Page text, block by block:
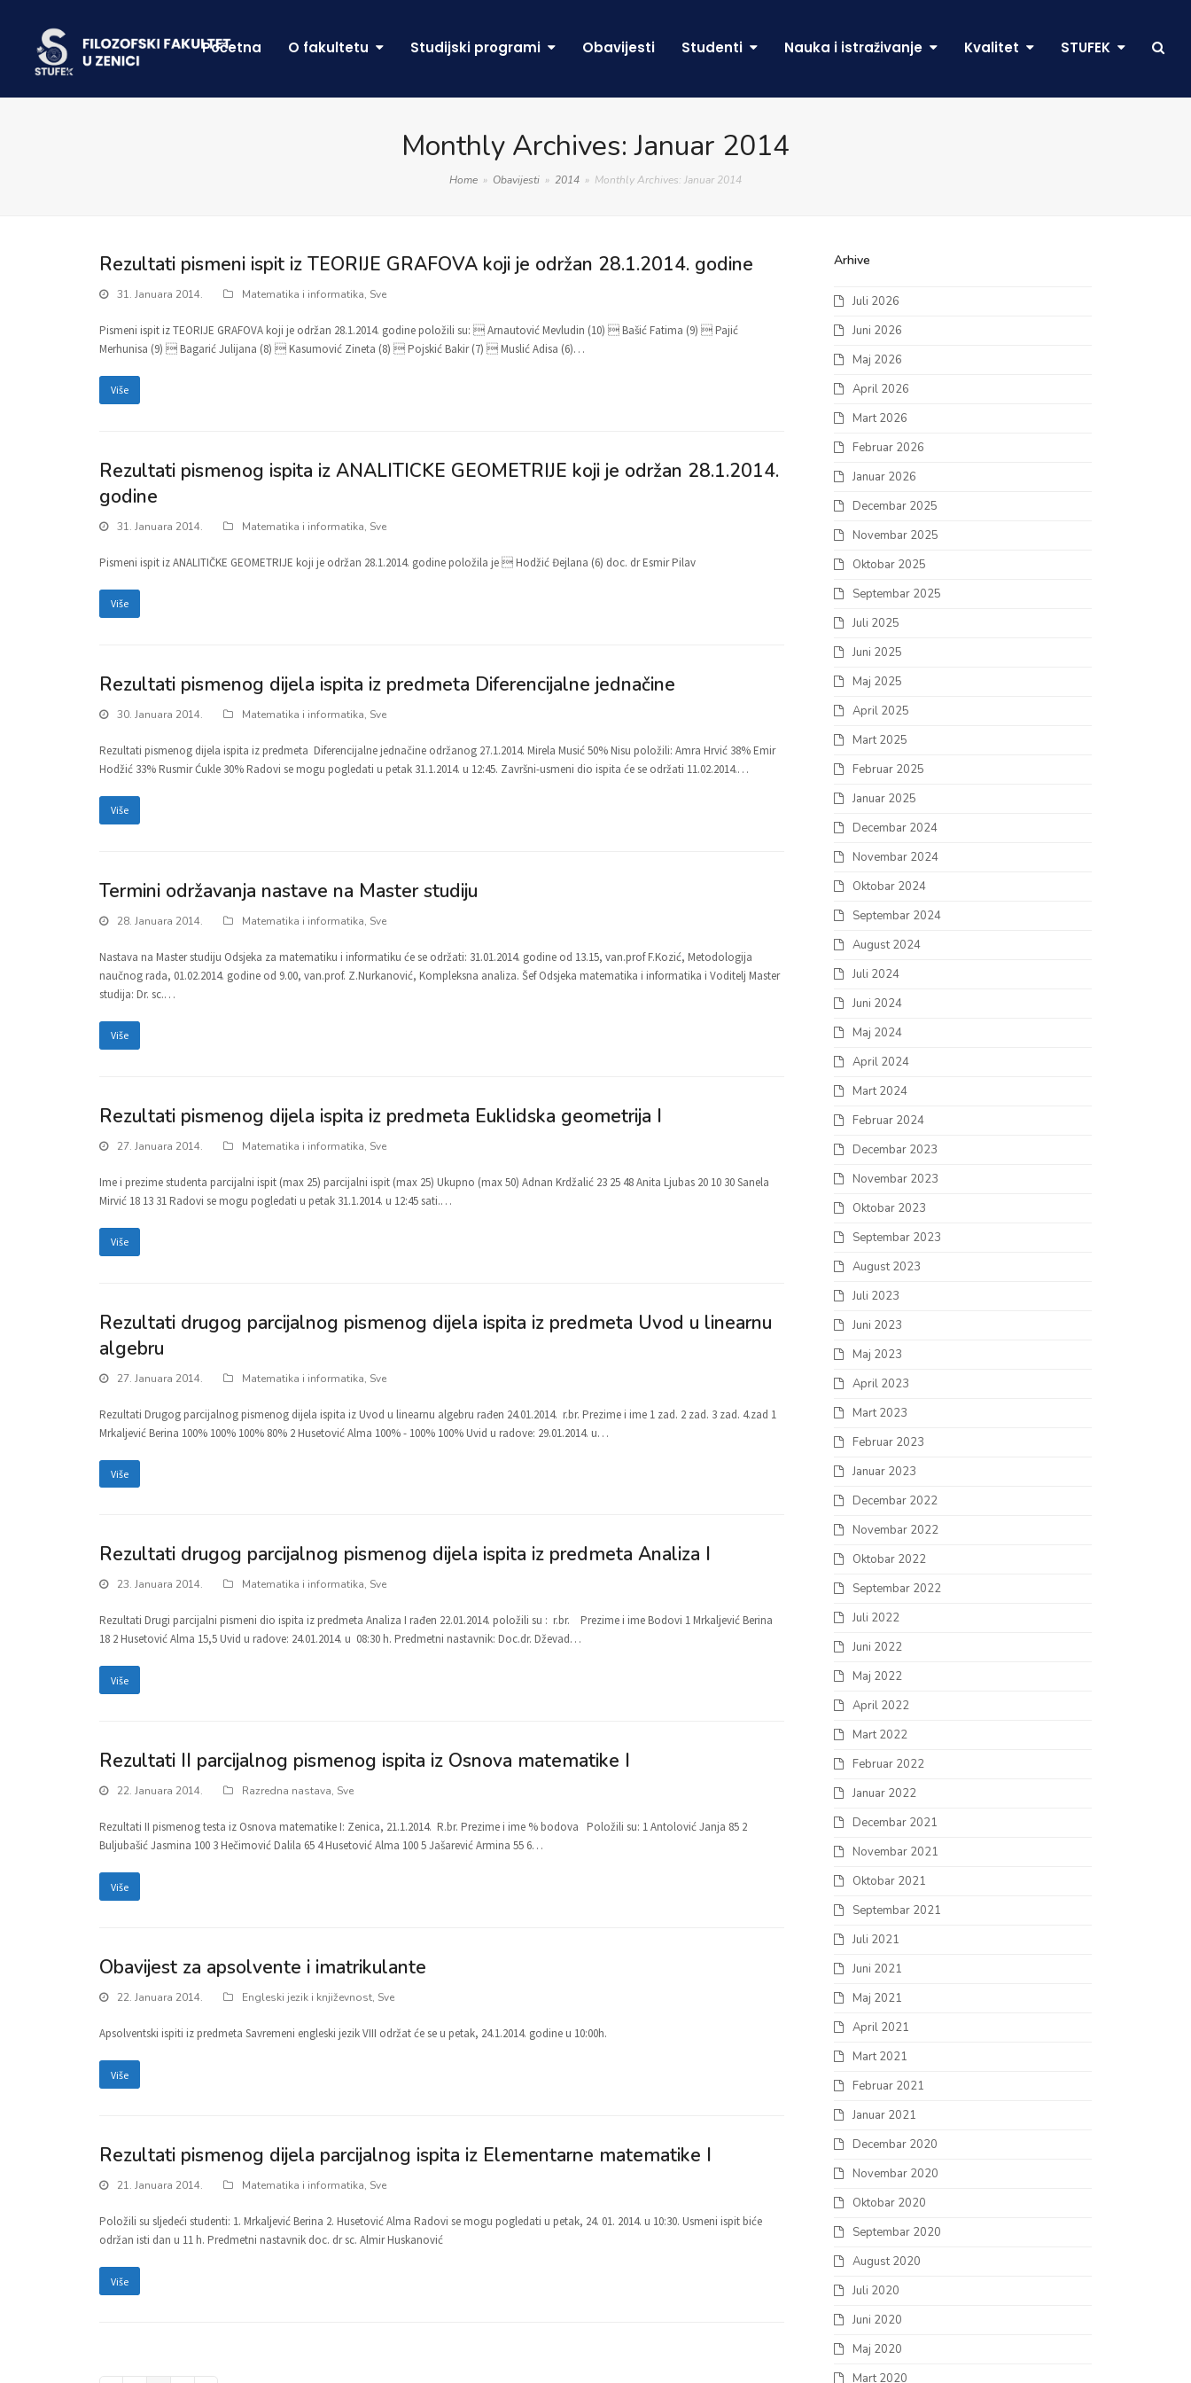
Početna O fakultetu Studijski programi Obavijesti Studenti Nauka i istraživanje Kvalitet STUFEK
Monthly Archives: Januar 2014
Home » Obavijesti » 2014 » Monthly Archives: Januar 2014
Rezultati pismeni ispit iz TEORIJE GRAFOVA koji je održan 28.1.2014. godine
31. Januara 2014. Matematika i informatika, Sve
Pismeni ispit iz TEORIJE GRAFOVA koji je održan 28.1.2014. godine položili su:  Arnautović Mevludin (10)  Bašić Fatima (9)  Pajić
Merhunisa (9)  Bagarić Julijana (8)  Kasumović Zineta (8)  Pojskić Bakir (7)  Muslić Adisa (6)…
Više
Rezultati pismenog ispita iz ANALITICKE GEOMETRIJE koji je održan 28.1.2014.
godine
31. Januara 2014. Matematika i informatika, Sve
Pismeni ispit iz ANALITIČKE GEOMETRIJE koji je održan 28.1.2014. godine položila je  Hodžić Đejlana (6) doc. dr Esmir Pilav
Više
Rezultati pismenog dijela ispita iz predmeta Diferencijalne jednačine
30. Januara 2014. Matematika i informatika, Sve
Rezultati pismenog dijela ispita iz predmeta Diferencijalne jednačine održanog 27.1.2014. Mirela Musić 50% Nisu položili: Amra Hrvić 38% Emir
Hodžić 33% Rusmir Ćukle 30% Radovi se mogu pogledati u petak 31.1.2014. u 12:45. Završni-usmeni dio ispita će se održati 11.02.2014.…
Više
Termini održavanja nastave na Master studiju
28. Januara 2014. Matematika i informatika, Sve
Nastava na Master studiju Odsjeka za matematiku i informatiku će se održati: 31.01.2014. godine od 13.15, van.prof F.Kozić, Metodologija
naučnog rada, 01.02.2014. godine od 9.00, van.prof. Z.Nurkanović, Kompleksna analiza. Šef Odsjeka matematika i informatika i Voditelj Master
studija: Dr. sc.…
Više
Rezultati pismenog dijela ispita iz predmeta Euklidska geometrija I
27. Januara 2014. Matematika i informatika, Sve
Ime i prezime studenta parcijalni ispit (max 25) parcijalni ispit (max 25) Ukupno (max 50) Adnan Krdžalić 23 25 48 Anita Ljubas 20 10 30 Sanela
Mirvić 18 13 31 Radovi se mogu pogledati u petak 31.1.2014. u 12:45 sati.…
Više
Rezultati drugog parcijalnog pismenog dijela ispita iz predmeta Uvod u linearnu
algebru
27. Januara 2014. Matematika i informatika, Sve
Rezultati Drugog parcijalnog pismenog dijela ispita iz Uvod u linearnu algebru rađen 24.01.2014. r.br. Prezime i ime 1 zad. 2 zad. 3 zad. 4.zad 1
Mrkaljević Berina 100% 100% 100% 80% 2 Husetović Alma 100% - 100% 100% Uvid u radove: 29.01.2014. u…
Više
Rezultati drugog parcijalnog pismenog dijela ispita iz predmeta Analiza I
23. Januara 2014. Matematika i informatika, Sve
Rezultati Drugi parcijalni pismeni dio ispita iz predmeta Analiza I rađen 22.01.2014. položili su : r.br. Prezime i ime Bodovi 1 Mrkaljević Berina
18 2 Husetović Alma 15,5 Uvid u radove: 24.01.2014. u 08:30 h. Predmetni nastavnik: Doc.dr. Dževad…
Više
Rezultati II parcijalnog pismenog ispita iz Osnova matematike I
22. Januara 2014. Razredna nastava, Sve
Rezultati II pismenog testa iz Osnova matematike I: Zenica, 21.1.2014. R.br. Prezime i ime % bodova Položili su: 1 Antolović Janja 85 2
Buljubašić Jasmina 100 3 Hečimović Dalila 65 4 Husetović Alma 100 5 Jašarević Armina 55 6…
Više
Obavijest za apsolvente i imatrikulante
22. Januara 2014. Engleski jezik i književnost, Sve
Apsolventski ispiti iz predmeta Savremeni engleski jezik VIII održat će se u petak, 24.1.2014. godine u 10:00h.
Više
Rezultati pismenog dijela parcijalnog ispita iz Elementarne matematike I
21. Januara 2014. Matematika i informatika, Sve
Položili su sljedeći studenti: 1. Mrkaljević Berina 2. Husetović Alma Radovi se mogu pogledati u petak, 24. 01. 2014. u 10:30. Usmeni ispit biće
održan isti dan u 11 h. Predmetni nastavnik doc. dr sc. Almir Huskanović
Više
Arhive
Juli 2026
Juni 2026
Maj 2026
April 2026
Mart 2026
Februar 2026
Januar 2026
Decembar 2025
Novembar 2025
Oktobar 2025
Septembar 2025
Juli 2025
Juni 2025
Maj 2025
April 2025
Mart 2025
Februar 2025
Januar 2025
Decembar 2024
Novembar 2024
Oktobar 2024
Septembar 2024
August 2024
Juli 2024
Juni 2024
Maj 2024
April 2024
Mart 2024
Februar 2024
Decembar 2023
Novembar 2023
Oktobar 2023
Septembar 2023
August 2023
Juli 2023
Juni 2023
Maj 2023
April 2023
Mart 2023
Februar 2023
Januar 2023
Decembar 2022
Novembar 2022
Oktobar 2022
Septembar 2022
Juli 2022
Juni 2022
Maj 2022
April 2022
Mart 2022
Februar 2022
Januar 2022
Decembar 2021
Novembar 2021
Oktobar 2021
Septembar 2021
Juli 2021
Juni 2021
Maj 2021
April 2021
Mart 2021
Februar 2021
Januar 2021
Decembar 2020
Novembar 2020
Oktobar 2020
Septembar 2020
August 2020
Juli 2020
Juni 2020
Maj 2020
Mart 2020